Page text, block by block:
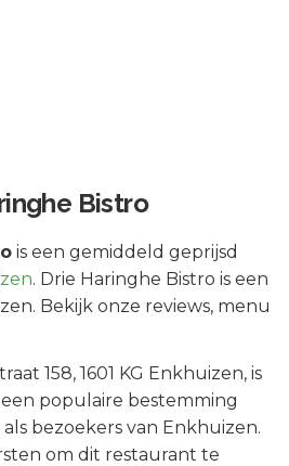
Bistro
is een gemiddeld geprijsd
. Drie Haringhe Bistro is een
Bekijk onze reviews, menu
158, 1601 KG Enkhuizen, is
een populaire bestemming
bezoekers van Enkhuizen.
om dit restaurant te